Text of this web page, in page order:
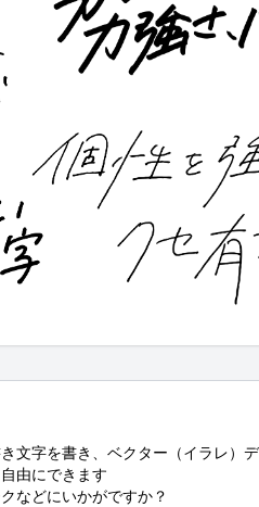
文字を書き、ベクター（イラレ）
由にできます
などにいかがですか？